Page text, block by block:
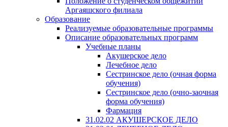
Аргаяшского филиала
Образование
Реализуемые образовательные программы
Описание образовательных программ
Учебные планы
Акушерское дело
Лечебное дело
Сестринское дело (очная форма
обучения)
Сестринское дело (очно-заочная
форма обучения)
Фармация
31.02.02 АКУШЕРСКОЕ ДЕЛО